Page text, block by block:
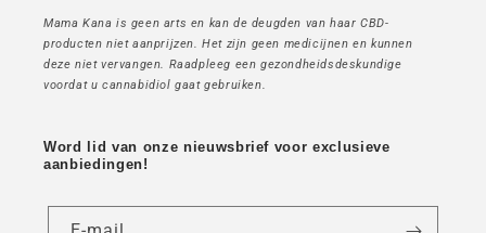
Mama Kana is geen arts en kan de deugden van haar CBD-
producten niet aanprijzen. Het zijn geen medicijnen en kunnen
deze niet vervangen. Raadpleeg een gezondheidsdeskundige
voordat u cannabidiol gaat gebruiken.
Word lid van onze nieuwsbrief voor exclusieve
aanbiedingen!